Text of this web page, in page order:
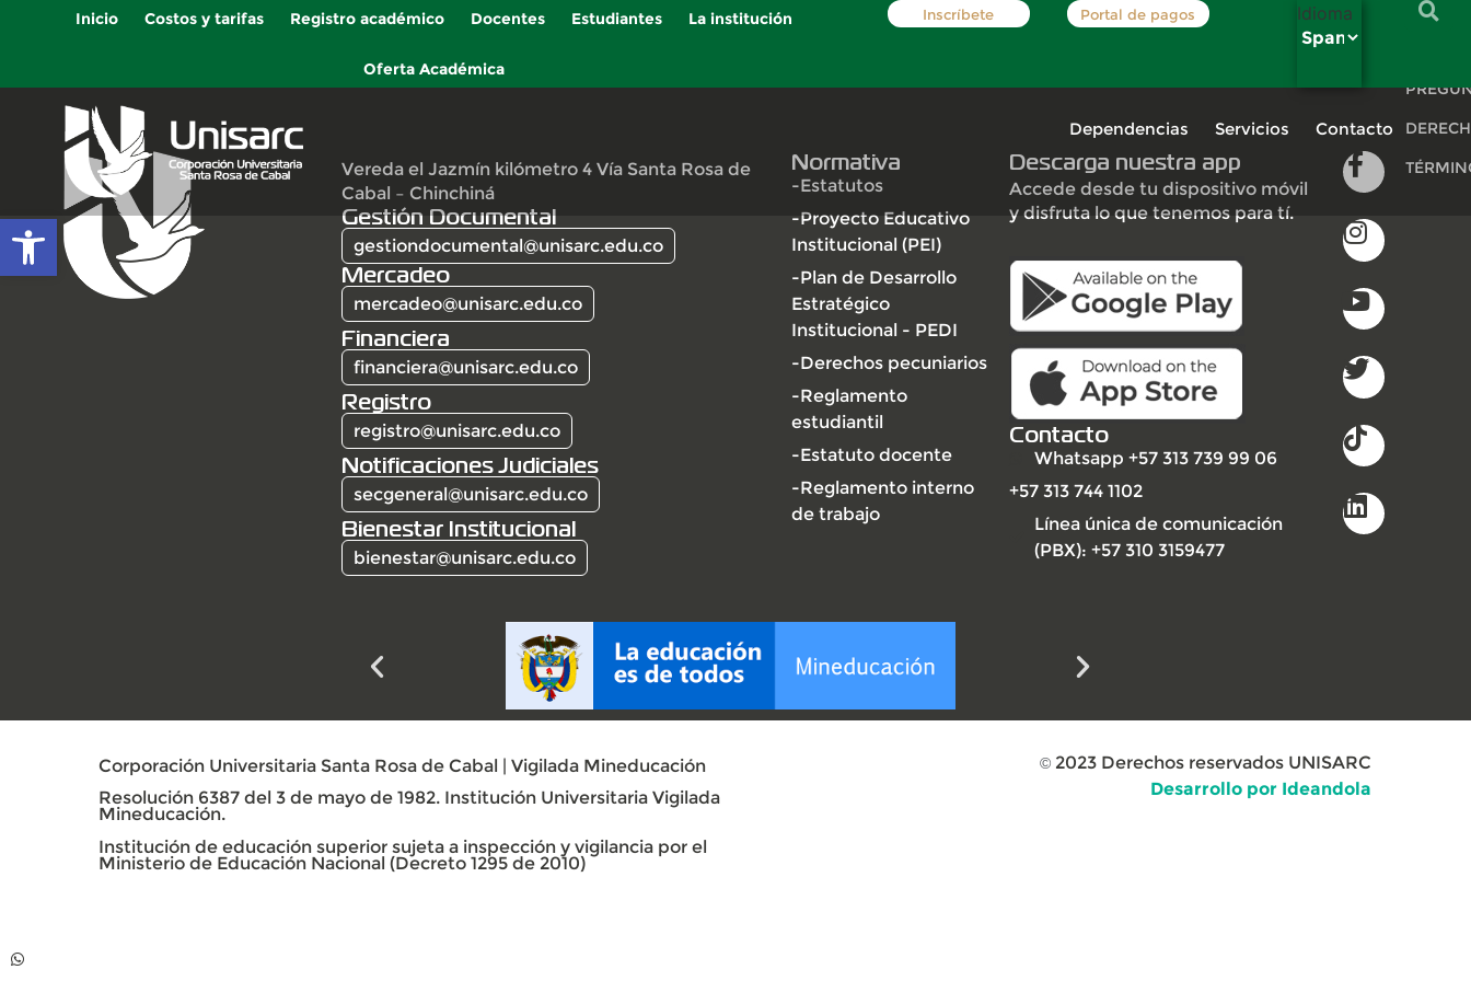
Abrir barra de herramientas
Inicio Costos y tarifas Registro académico Docentes Estudiantes La institución
Oferta Académica
Inscríbete Portal de pagos Idioma
Dependencias Servicios
Contacto
Vereda el Jazmín kilómetro 4 Vía Santa Rosa de
Cabal – Chinchiná
Gestión Documental
gestiondocumental@unisarc.edu.co
Mercadeo
mercadeo@unisarc.edu.co
Financiera
financiera@unisarc.edu.co
Registro
registro@unisarc.edu.co
Notificaciones Judiciales
secgeneral@unisarc.edu.co
Bienestar Institucional
bienestar@unisarc.edu.co
Normativa
-Estatutos
-Proyecto Educativo
Institucional (PEI)
-Plan de Desarrollo
Estratégico
Institucional - PEDI
-Derechos pecuniarios
-Reglamento
estudiantil
-Estatuto docente
-Reglamento interno
de trabajo
Descarga nuestra app
Accede desde tu dispositivo móvil
y disfruta lo que tenemos para tí.
Contacto
Whatsapp +57 313 739 99 06
+57 313 744 1102
Línea única de comunicación
(PBX): +57 310 3159477
Corporación Universitaria Santa Rosa de Cabal | Vigilada Mineducación
Resolución 6387 del 3 de mayo de 1982. Institución Universitaria Vigilada
Mineducación.
Institución de educación superior sujeta a inspección y vigilancia por el
Ministerio de Educación Nacional (Decreto 1295 de 2010)
© 2023 Derechos reservados UNISARC
Desarrollo por Ideandola